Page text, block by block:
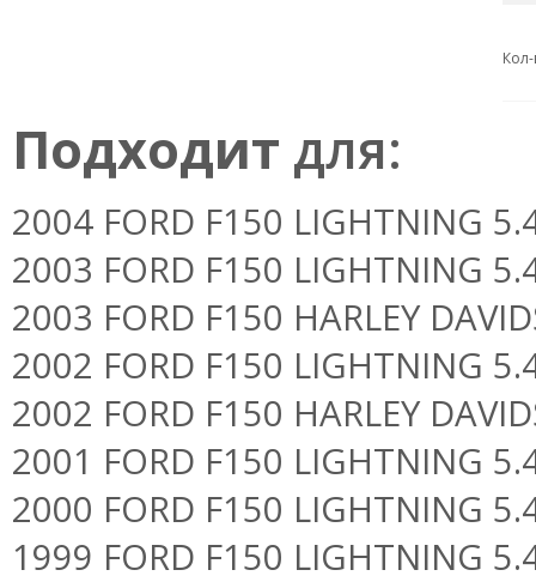
Подходит для:
2004 FORD F150 LIGHTNING
2003 FORD F150 LIGHTNING
2003 FORD F150 HARLEY
2002 FORD F150 LIGHTNING
2002 FORD F150 HARLEY
2001 FORD F150 LIGHTNING
2000 FORD F150 LIGHTNING
1999 FORD F150 LIGHTNING